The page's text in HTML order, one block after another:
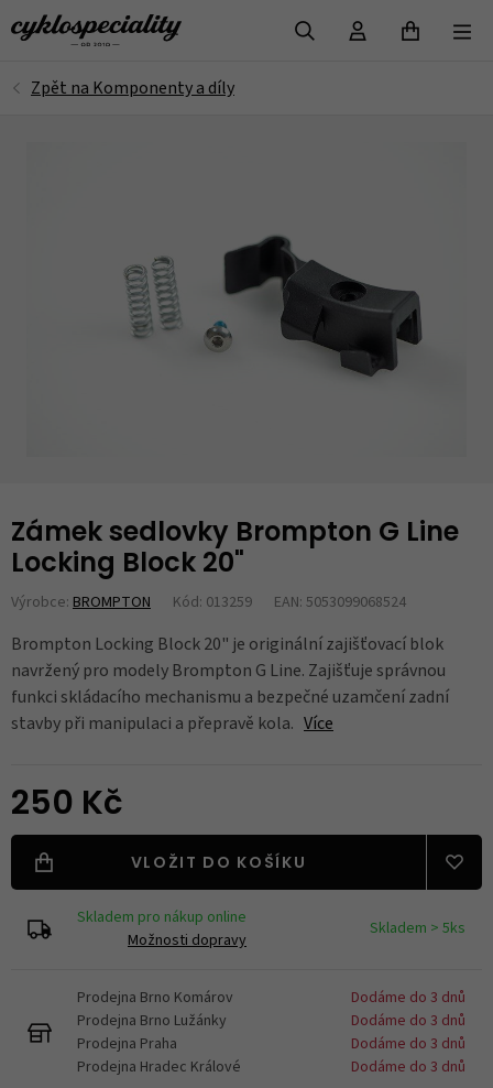
Zámek sedlovky Brompton G Line
Locking Block 20"
Výrobce: BROMPTON Kód: 013259 EAN: 5053099068524
Brompton Locking Block 20" je originální zajišťovací blok
navržený pro modely Brompton G Line. Zajišťuje správnou
funkci skládacího mechanismu a bezpečné uzamčení zadní
stavby při manipulaci a přepravě kola. Více
250 Kč
VLOŽIT DO KOŠÍKU
Skladem pro nákup online
Možnosti dopravy
Skladem > 5ks
Prodejna Brno Komárov
Dodáme do 3 dnů
Prodejna Brno Lužánky
Dodáme do 3 dnů
Prodejna Praha
Dodáme do 3 dnů
Prodejna Hradec Králové
Dodáme do 3 dnů